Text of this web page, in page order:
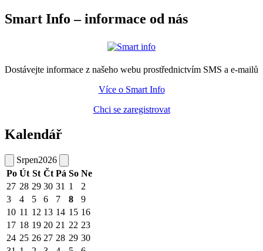
Smart Info – informace od nás
Dostávejte informace z našeho webu prostřednictvím SMS a e-mailů
Více o Smart Info
Chci se zaregistrovat
Kalendář
Srpen2026
Po Út St Čt Pá So Ne
27 28 29 30 31 1
2
3
4 5 6 7 8
9
10 11 12 13 14 15 16
17 18 19 20 21 22 23
24 25 26 27 28 29 30